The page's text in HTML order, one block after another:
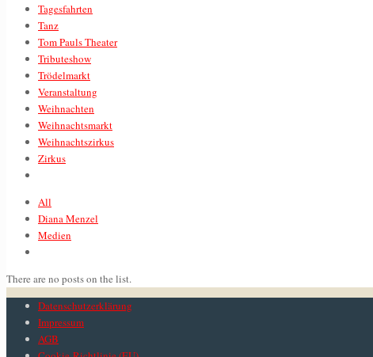
Tagesfahrten
Tanz
Tom Pauls Theater
Tributeshow
Trödelmarkt
Veranstaltung
Weihnachten
Weihnachtsmarkt
Weihnachtszirkus
Zirkus
All
Diana Menzel
Medien
There are no posts on the list.
Datenschutzerklärung
Impressum
AGB